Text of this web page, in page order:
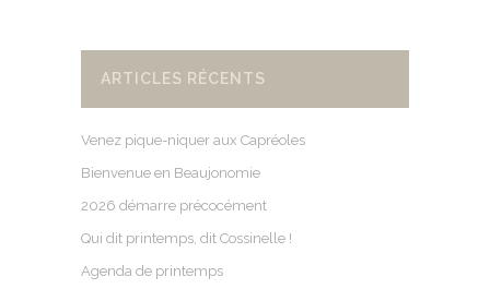
ARTICLES RÉCENTS
Venez pique-niquer aux Capréoles
Bienvenue en Beaujonomie
2026 démarre précocément
Qui dit printemps, dit Cossinelle !
Agenda de printemps